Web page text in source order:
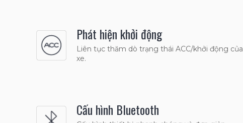
Phát hiện khởi động
Liên tục thăm dò trạng thái ACC/khởi động của
xe.
Cấu hình Bluetooth